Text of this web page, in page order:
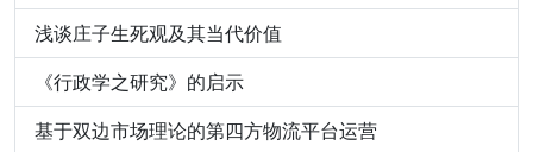
浅谈庄子生死观及其当代价值
《行政学之研究》的启示
基于双边市场理论的第四方物流平台运营